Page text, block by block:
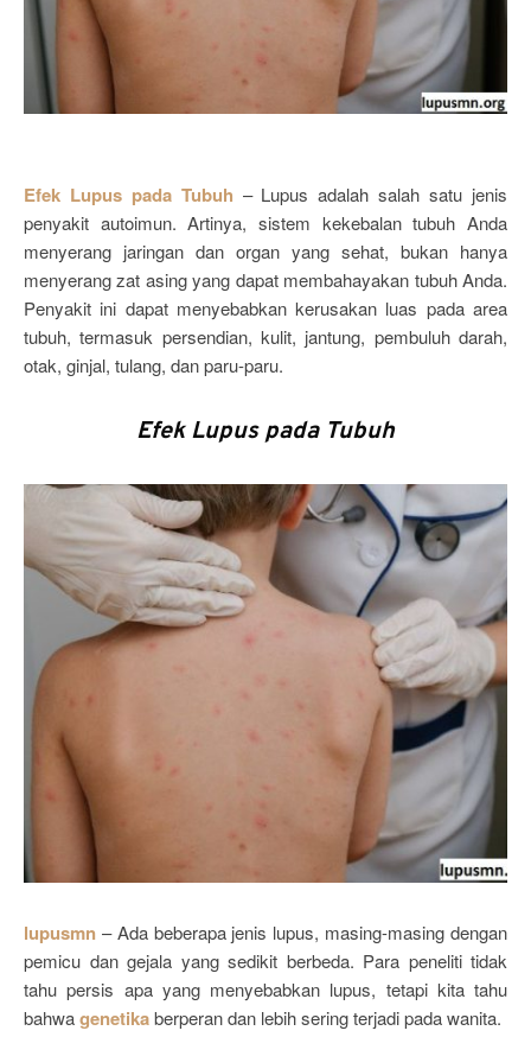
Efek Lupus pada Tubuh – Lupus adalah salah satu jenis
penyakit autoimun. Artinya, sistem kekebalan tubuh Anda
menyerang jaringan dan organ yang sehat, bukan hanya
menyerang zat asing yang dapat membahayakan tubuh Anda.
Penyakit ini dapat menyebabkan kerusakan luas pada area
tubuh, termasuk persendian, kulit, jantung, pembuluh darah,
otak, ginjal, tulang, dan paru-paru.
Efek Lupus pada Tubuh
lupusmn – Ada beberapa jenis lupus, masing-masing dengan
pemicu dan gejala yang sedikit berbeda. Para peneliti tidak
tahu persis apa yang menyebabkan lupus, tetapi kita tahu
bahwagenetikaberperan dan lebih sering terjadi pada wanita.